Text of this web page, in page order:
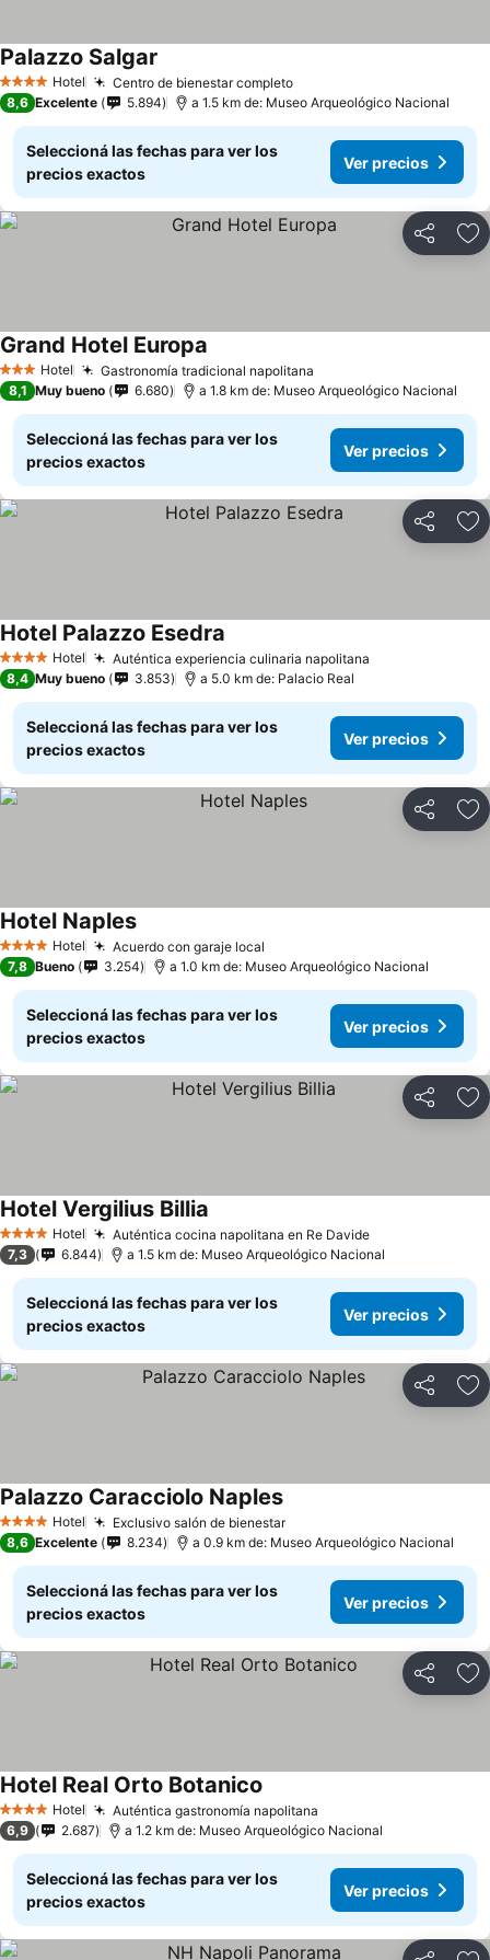
4 EstrellasHotel Centro de bienestar completo
Palazzo Salgar
8,6 Excelente 5.894 a 1.5 km de: Museo Arqueológico Nacional
Seleccioná las fechas para ver los
precios exactos
Ver precios
Compartir
3 Estrellas
Hotel Gastronomía tradicional napolitana
Grand Hotel Europa
8,1 Muy bueno 6.680 a 1.8 km de: Museo Arqueológico Nacional
Seleccioná las fechas para ver los
precios exactos
Ver precios
Compartir
4 EstrellasHotel Auténtica experiencia culinaria napolitana
Hotel Palazzo Esedra
8,4 Muy bueno 3.853 a 5.0 km de: Palacio Real
Seleccioná las fechas para ver los
precios exactos
Ver precios
Compartir
4 EstrellasHotel Acuerdo con garaje local
Hotel Naples
7,8 Bueno 3.254 a 1.0 km de: Museo Arqueológico Nacional
Seleccioná las fechas para ver los
precios exactos
Ver precios
Compartir
4 EstrellasHotel Auténtica cocina napolitana en Re Davide
Hotel Vergilius Billia
7,3 6.844 a 1.5 km de: Museo Arqueológico Nacional
Seleccioná las fechas para ver los
precios exactos
Ver precios
Compartir
4 EstrellasHotel Exclusivo salón de bienestar
Palazzo Caracciolo Naples
8,6 Excelente 8.234 a 0.9 km de: Museo Arqueológico Nacional
Seleccioná las fechas para ver los
precios exactos
Ver precios
Compartir
4 EstrellasHotel Auténtica gastronomía napolitana
Hotel Real Orto Botanico
6,9 2.687 a 1.2 km de: Museo Arqueológico Nacional
Seleccioná las fechas para ver los
precios exactos
Ver precios